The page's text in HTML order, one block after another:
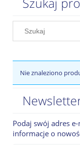
Nie znaleziono
Podaj swój adres
informacje o